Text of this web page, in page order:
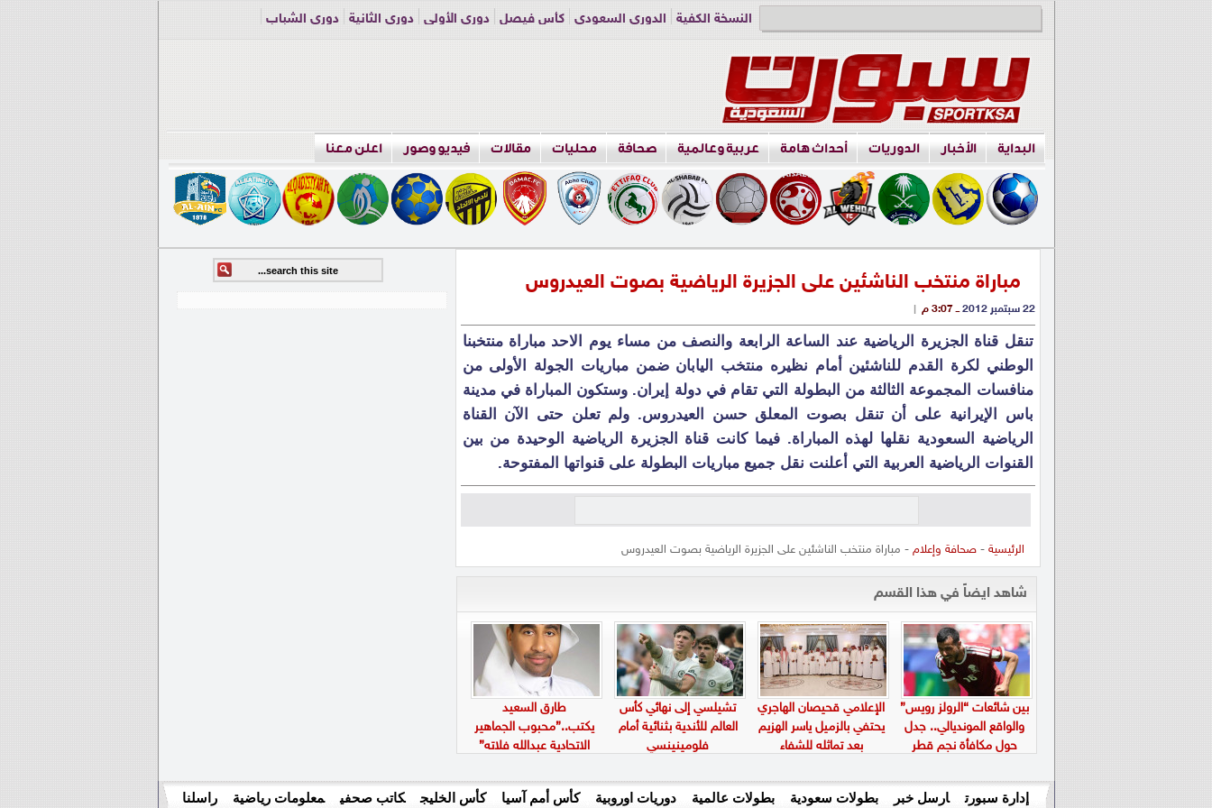
النسخة الكفية الدوري السعودي كأس فيصل دوري الأولى دوري الثانية
دوري الشباب
البداية الأخبار الدوريات أحداث هامة عربية وعالمية صحافة محليات مقالات فيديو وصور اعلن معنا
مباراة منتخب الناشئين على الجزيرة الرياضية بصوت العيدروس
22 سبتمبر 2012 ــ 3:07 م |
تنقل قناة الجزيرة الرياضية عند الساعة الرابعة والنصف من مساء يوم الاحد مباراة منتخبنا
الوطني لكرة القدم للناشئين أمام نظيره منتخب اليابان ضمن مباريات الجولة الأولى من
منافسات المجموعة الثالثة من البطولة التي تقام في دولة إيران. وستكون المباراة في مدينة
باس الإيرانية على أن تنقل بصوت المعلق حسن العيدروس. ولم تعلن حتى الآن القناة
الرياضية السعودية نقلها لهذه المباراة. فيما كانت قناة الجزيرة الرياضية الوحيدة من بين
القنوات الرياضية العربية التي أعلنت نقل جميع مباريات البطولة على قنواتها المفتوحة.
الرئيسية -صحافة وإعلام - مباراة منتخب الناشئين على الجزيرة الرياضية بصوت العيدروس
شاهد ايضاً في هذا القسم
بين شائعات “الرولز رويس”
والواقع المونديالي.. جدل
حول مكافأة نجم قطر
الإعلامي قحيصان الهاجري
يحتفي بالزميل ياسر الهزيم
بعد تماثله للشفاء
تشيلسي إلى نهائي كأس
العالم للأندية بثنائية أمام
فلومينينسي
طارق السعيد
يكتب..”محبوب الجماهير
الاتحادية عبدالله فلاته”
إدارة سبورت ارسل خبر بطولات سعودية بطولات عالمية دوريات اوروبية كأس أمم آسيا كأس الخليج كاتب صحفي معلومات رياضية راسلنا